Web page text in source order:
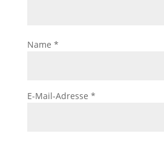
Name *
E-Mail-Adresse *